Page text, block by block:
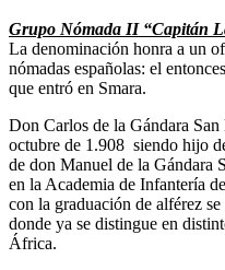
Grupo Nómada II “Capitán
La denominación honra a un
nómadas españolas: el
que entró en Smara.
Don Carlos de la Gándara
octubre de 1.908 siendo hijo
de don Manuel de la Gándara
en la Academia de Infantería
con la graduación de alférez
donde ya se distingue en
África.